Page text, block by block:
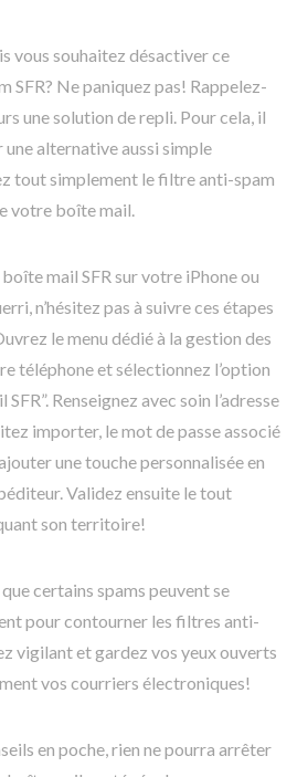
vous souhaitez désactiver ce
SFR? Ne paniquez pas! Rappelez-
une solution de repli. Pour cela, il
une alternative aussi simple
tout simplement le filtre anti-spam
votre boîte mail.
mail SFR sur votre iPhone ou
n’hésitez pas à suivre ces étapes
le menu dédié à la gestion des
téléphone et sélectionnez l’option
Renseignez avec soin l’adresse
importer, le mot de passe associé
une touche personnalisée en
Validez ensuite le tout
son territoire!
certains spams peuvent se
pour contourner les filtres anti-
vigilant et gardez vos yeux ouverts
vos courriers électroniques!
en poche, rien ne pourra arrêter